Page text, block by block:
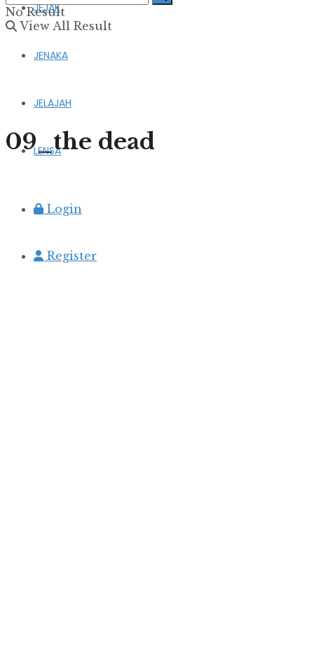
JEJAK
JENAKA
JELAJAH
LENSA
Login
Register
No Result
View All Result
09_the dead